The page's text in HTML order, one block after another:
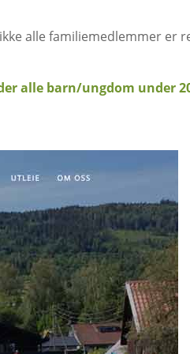
alle familiemedlemmer er
alle barn/ungdom under